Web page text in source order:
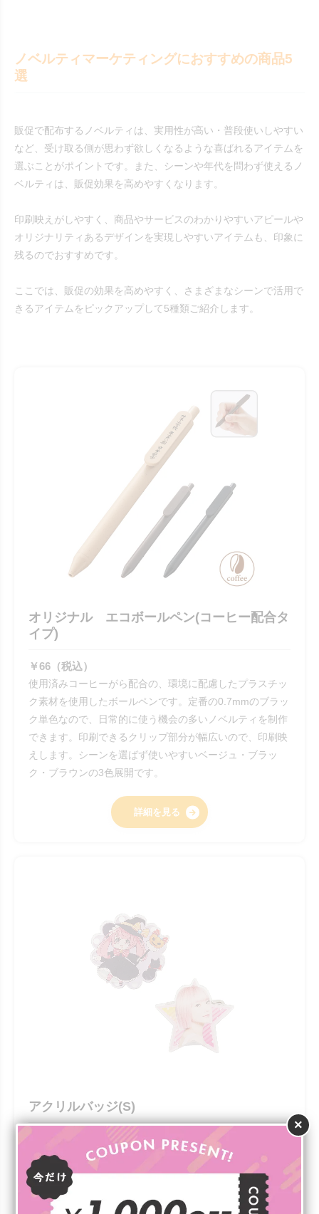
×
ノベルティマーケティングにおすすめの商品5
選
販促で配布するノベルティは、実用性が高い・普段使いしやすい
など、受け取る側が思わず欲しくなるような喜ばれるアイテムを
選ぶことがポイントです。また、シーンや年代を問わず使えるノ
ベルティは、販促効果を高めやすくなります。
印刷映えがしやすく、商品やサービスのわかりやすいアピールや
オリジナリティあるデザインを実現しやすいアイテムも、印象に
残るのでおすすめです。
ここでは、販促の効果を高めやすく、さまざまなシーンで活用で
きるアイテムをピックアップして5種類ご紹介します。
オリジナル エコボールペン(コーヒー配合タ
イプ)
￥66（税込）
使用済みコーヒーがら配合の、環境に配慮したプラスチッ
ク素材を使用したボールペンです。定番の0.7mmのブラッ
ク単色なので、日常的に使う機会の多いノベルティを制作
できます。印刷できるクリップ部分が幅広いので、印刷映
えします。シーンを選ばず使いやすいベージュ・ブラッ
ク・ブラウンの3色展開です。
詳細を見る
アクリルバッジ(S)
オリジナルの形にカットできるので、オリジナリティある
アピール力の高いノベルティを制作できるバッジです。単
価が安いので、コストを抑えてノベルティを制作したいと
きにも適しています。本体カラーはクリアで、フルカラー